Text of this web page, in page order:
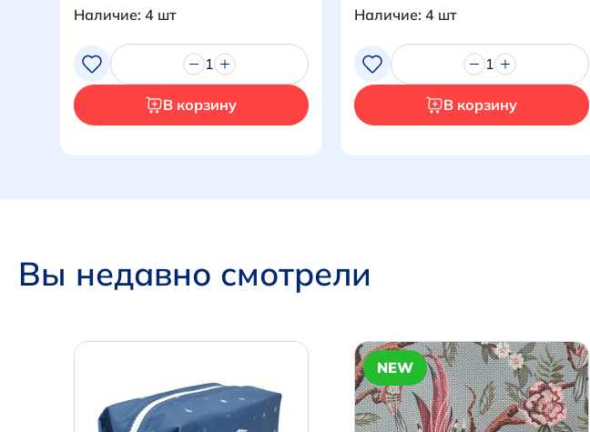
Наличие: 4 шт
1
В корзину
Наличие: 4 шт
1
В корзину
Вы недавно смотрели
NEW